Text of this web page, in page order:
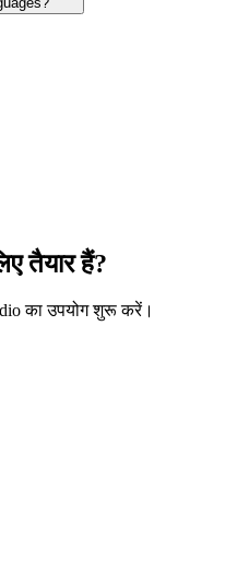
तैयार हैं?
का उपयोग शुरू करें।